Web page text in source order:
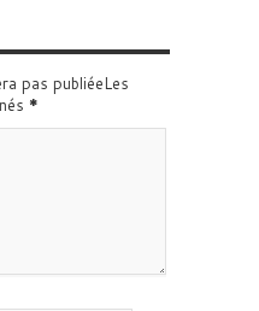
pas publiéeLes
*